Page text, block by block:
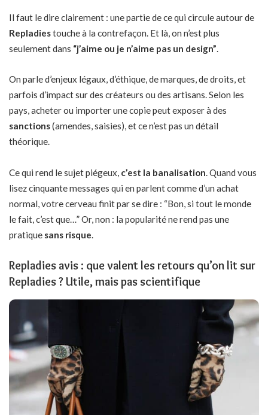
Il faut le dire clairement : une partie de ce qui circule autour de
Repladiestouche à la contrefaçon. Et là, on n’est plus
seulement dans “j’aime ou je n’aime pas un design”.
On parle d’enjeux légaux, d’éthique, de marques, de droits, et
parfois d’impact sur des créateurs ou des artisans. Selon les
pays, acheter ou importer une copie peut exposer à des
sanctions(amendes, saisies), et ce n’est pas un détail
théorique.
Ce qui rend le sujet piégeux, c’est la banalisation. Quand vous
lisez cinquante messages qui en parlent comme d’un achat
normal, votre cerveau finit par se dire : “Bon, si tout le monde
le fait, c’est que…” Or, non : la popularité ne rend pas une
pratique sans risque.
Repladies avis : que valent les retours qu’on lit sur
Repladies ? Utile, mais pas scientifique